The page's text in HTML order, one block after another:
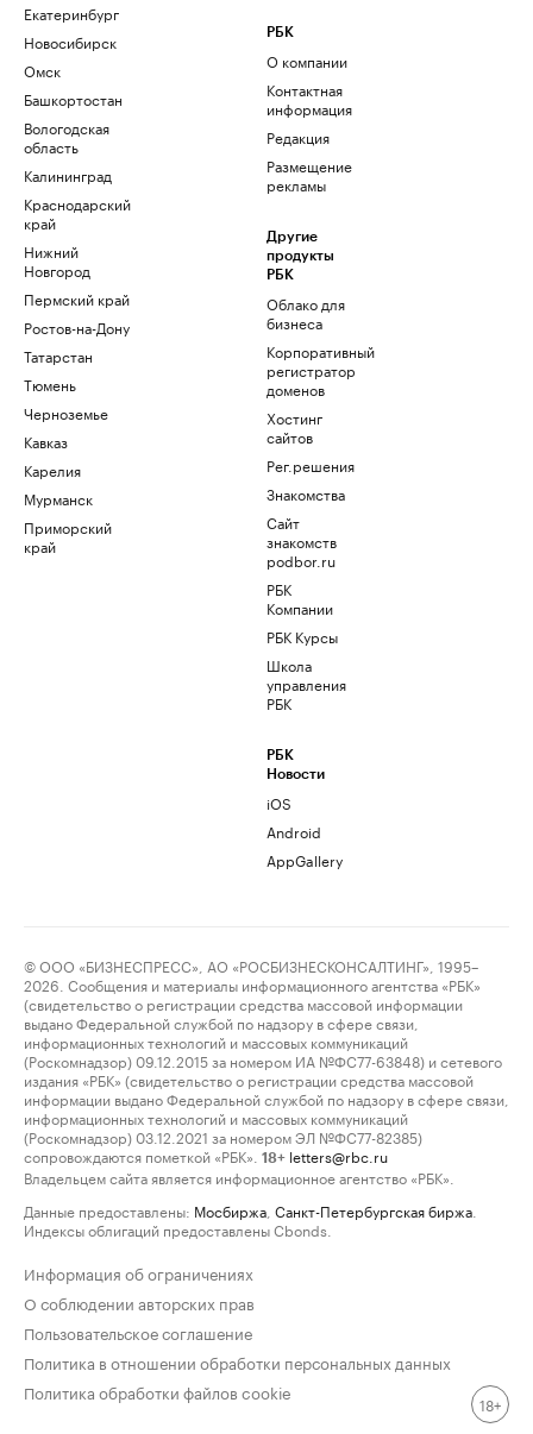
Екатеринбург
Новосибирск
Омск
Башкортостан
Вологодская
область
Калининград
Краснодарский
край
Нижний
Новгород
Пермский край
Ростов-на-Дону
Татарстан
Тюмень
Черноземье
Кавказ
Карелия
Мурманск
Приморский
край
РБК
О компании
Контактная
информация
Редакция
Размещение
рекламы
Другие
продукты
РБК
Облако для
бизнеса
Корпоративный
регистратор
доменов
Хостинг
сайтов
Рег.решения
Знакомства
Сайт
знакомств
podbor.ru
РБК
Компании
РБК Курсы
Школа
управления
РБК
РБК
Новости
iOS
Android
AppGallery
© ООО «БИЗНЕСПРЕСС», АО «РОСБИЗНЕСКОНСАЛТИНГ», 1995–
2026. Сообщения и материалы информационного агентства «РБК»
(свидетельство о регистрации средства массовой информации
выдано Федеральной службой по надзору в сфере связи,
информационных технологий и массовых коммуникаций
(Роскомнадзор) 09.12.2015 за номером ИА №ФС77-63848) и сетевого
издания «РБК» (свидетельство о регистрации средства массовой
информации выдано Федеральной службой по надзору в сфере связи,
информационных технологий и массовых коммуникаций
(Роскомнадзор) 03.12.2021 за номером ЭЛ №ФС77-82385)
сопровождаются пометкой «РБК».
18+ letters@rbc.ru
Владельцем сайта является информационное агентство «РБК».
Данные предоставлены: Мосбиржа Санкт-Петербургская биржа
Индексы облигаций предоставлены Cbonds.
Информация об ограничениях
О соблюдении авторских прав
Пользовательское соглашение
Политика в отношении обработки персональных данных
Политика обработки файлов cookie
18+